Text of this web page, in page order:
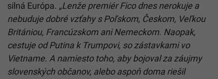
silná Európa. „Lenže premiér Fico dnes nerokuje a
nebuduje dobré vzťahy s Poľskom, Českom, Veľkou
Britániou, Francúzskom ani Nemeckom. Naopak,
cestuje od Putina k Trumpovi, so zástavkami vo
Vietname. A namiesto toho, aby bojoval za záujmy
slovenských občanov, alebo aspoň doma riešil